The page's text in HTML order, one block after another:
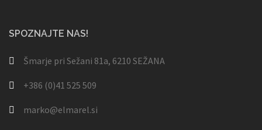
SPOZNAJTE NAS!
Šmarje pri Sežani 81a, 6210 SEŽANA
+386 (0)41 525 509
marko@elmarel.si